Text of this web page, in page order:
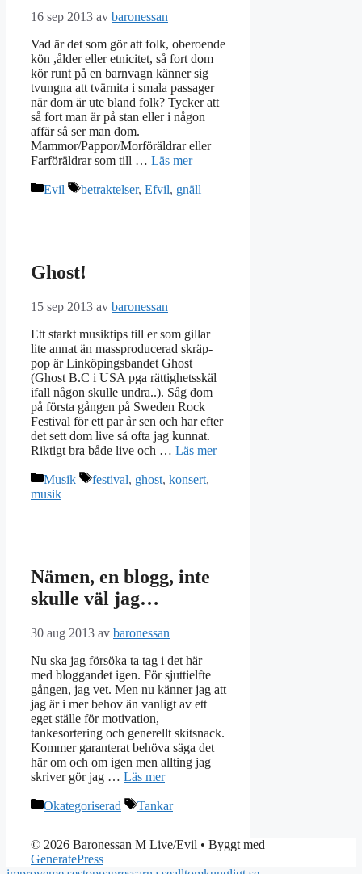
16 sep 2013 av baronessan
Vad är det som gör att folk, oberoende
kön ,ålder eller etnicitet, så fort dom
kör runt på en barnvagn känner sig
tvungna att tvärnita i smala passager
när dom är ute bland folk? Tycker att
så fort man är på stan eller i någon
affär så ser man dom.
Mammor/Pappor/Morföräldrar eller
Farföräldrar som till … Läs mer
Kategorier
Evil Etiketter
betraktelser, Efvil, gnäll
Ghost!
15 sep 2013 av baronessan
Ett starkt musiktips till er som gillar
lite annat än massproducerad skräp-
pop är Linköpingsbandet Ghost
(Ghost B.C i USA pga rättighetsskäl
ifall någon skulle undra..). Såg dom
på första gången på Sweden Rock
Festival för ett par år sen och har efter
det sett dom live så ofta jag kunnat.
Riktigt bra både live och … Läs mer
Kategorier
Musik Etiketter
festival, ghost, konsert,
musik
Nämen, en blogg, inte
skulle väl jag…
30 aug 2013 av baronessan
Nu ska jag försöka ta tag i det här
med bloggandet igen. För sjuttielfte
gången, jag vet. Men nu känner jag att
jag är i mer behov än vanligt av ett
eget ställe för motivation,
tankesortering och generellt skitsnack.
Kommer garanterat behöva säga det
här om och om igen men allting jag
skriver gör jag … Läs mer
Kategorier
Okategoriserad Etiketter
Tankar
© 2026 Baronessan M Live/Evil • Byggt med
GeneratePress